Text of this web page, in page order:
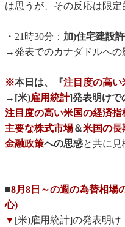
は思うが、その反応は限定
・21時30分： 加)住宅建設
→発表でのカナダドルへの
※本日は、『注目度の高い
→ [米)雇用統計]発表明けで
注目度の高い米国の経済指
主要な株式市場＆米国の長
金融政策への思惑と共に見
■8月8日～の週の為替相場
心)
▼ [米)雇用統計]の発表明け